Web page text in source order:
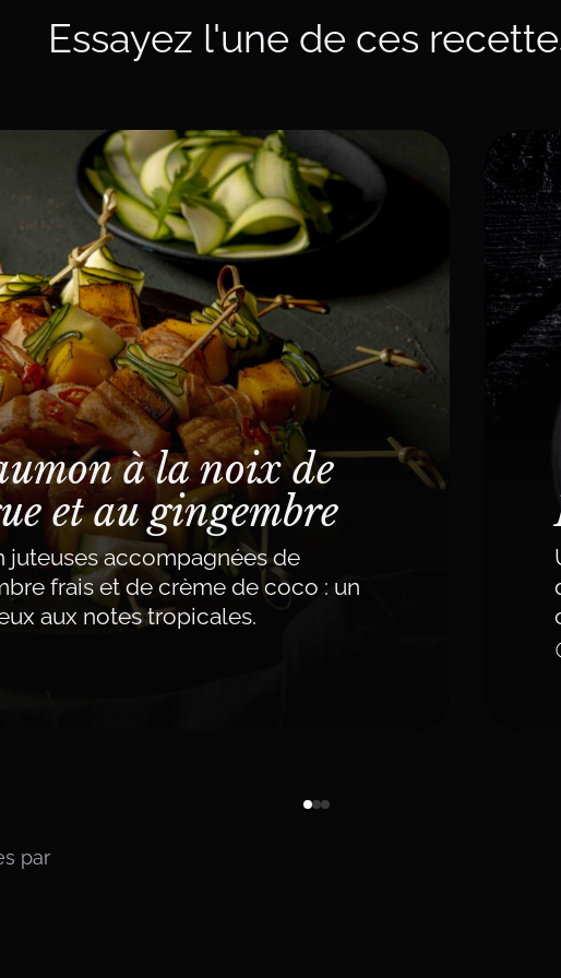
Essayez l'une de ces
à la noix de
et au gingembre
juteuses accompagnées de
frais et de crème de coco : un
aux notes tropicales.
par